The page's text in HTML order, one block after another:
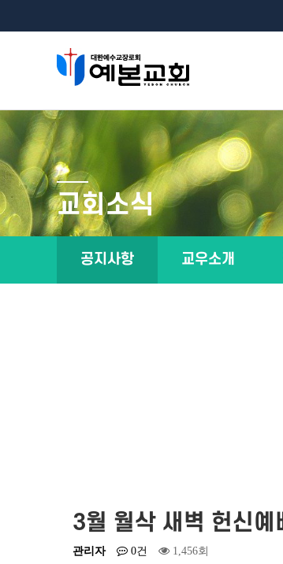
교회소식
공지사항 교우소개
3월 월삭 새벽 헌신
관리자 0건 1,456회